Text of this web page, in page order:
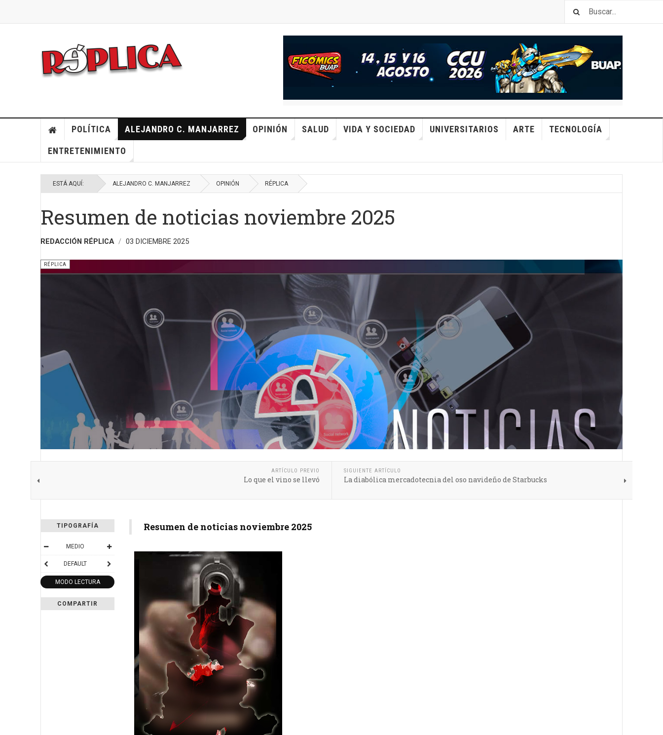
POLÍTICA ALEJANDRO C. MANJARREZ OPINIÓN SALUD VIDA Y SOCIEDAD UNIVERSITARIOS ARTE TECNOLOGÍA
ENTRETENIMIENTO
ESTÁ AQUÍ: ALEJANDRO C. MANJARREZ OPINIÓN RÉPLICA
Resumen de noticias noviembre 2025
REDACCIÓN RÉPLICA 03 DICIEMBRE 2025
RÉPLICA
ARTÍCULO PREVIO
Lo que el vino se llevó
SIGUIENTE ARTÍCULO
La diabólica mercadotecnia del oso navideño de Starbucks
TIPOGRAFÍA
MEDIO
DEFAULT
MODO LECTURA
COMPARTIR
Resumen de noticias noviembre 2025